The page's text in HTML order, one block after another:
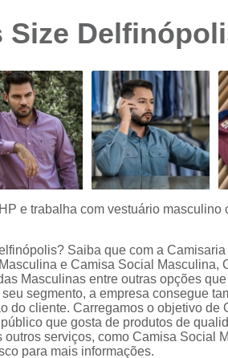
Camisa Branca Plus
Camisa
Camisa
Camisa Xadrez
Camisa Masculina
Camisa Slim Fit
Camisa Social Slim Fit
Camisa
Camisa
Size
e trabalha com vestuário masculino
Saiba que com a
e Camisa Social Masculina,
Masculinas entre outras opções
segmento, a empresa consegue
do cliente. Carregamos o objetivo de
que gosta de produtos de
serviços, como Camisa Social
para mais informações.